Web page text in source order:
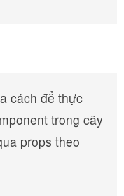
cách để thực
trong cây
props theo